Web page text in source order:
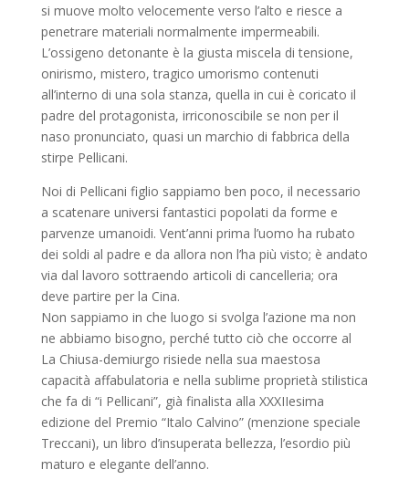
si muove molto velocemente verso l’alto e riesce a
penetrare materiali normalmente impermeabili.
L’ossigeno detonante è la giusta miscela di tensione,
onirismo, mistero, tragico umorismo contenuti
all’interno di una sola stanza, quella in cui è coricato il
padre del protagonista, irriconoscibile se non per il
naso pronunciato, quasi un marchio di fabbrica della
stirpe Pellicani.
Noi di Pellicani figlio sappiamo ben poco, il necessario
a scatenare universi fantastici popolati da forme e
parvenze umanoidi. Vent’anni prima l’uomo ha rubato
dei soldi al padre e da allora non l’ha più visto; è andato
via dal lavoro sottraendo articoli di cancelleria; ora
deve partire per la Cina.
Non sappiamo in che luogo si svolga l’azione ma non
ne abbiamo bisogno, perché tutto ciò che occorre al
La Chiusa-demiurgo risiede nella sua maestosa
capacità affabulatoria e nella sublime proprietà stilistica
che fa di “i Pellicani”, già finalista alla XXXIIesima
edizione del Premio “Italo Calvino” (menzione speciale
Treccani), un libro d’insuperata bellezza, l’esordio più
maturo e elegante dell’anno.